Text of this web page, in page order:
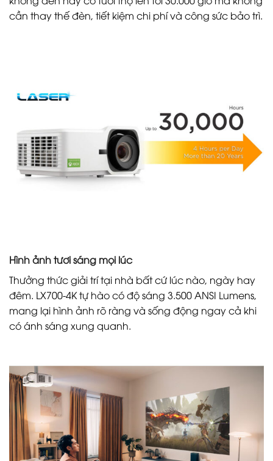
cần thay thế đèn, tiết kiệm chi phí và công sức bảo trì.
Hình ảnh tươi sáng mọi lúc
Thưởng thức giải trí tại nhà bất cứ lúc nào, ngày hay
đêm. LX700-4K tự hào có độ sáng 3.500 ANSI Lumens,
mang lại hình ảnh rõ ràng và sống động ngay cả khi
có ánh sáng xung quanh.